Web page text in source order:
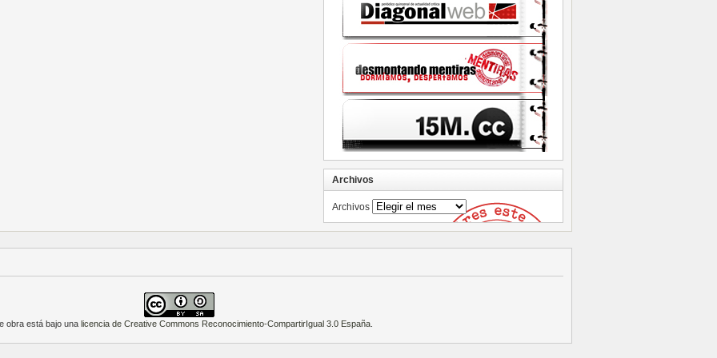
Archivos
Archivos
obra está bajo una licencia de Creative Commons Reconocimiento-CompartirIgual 3.0 España.